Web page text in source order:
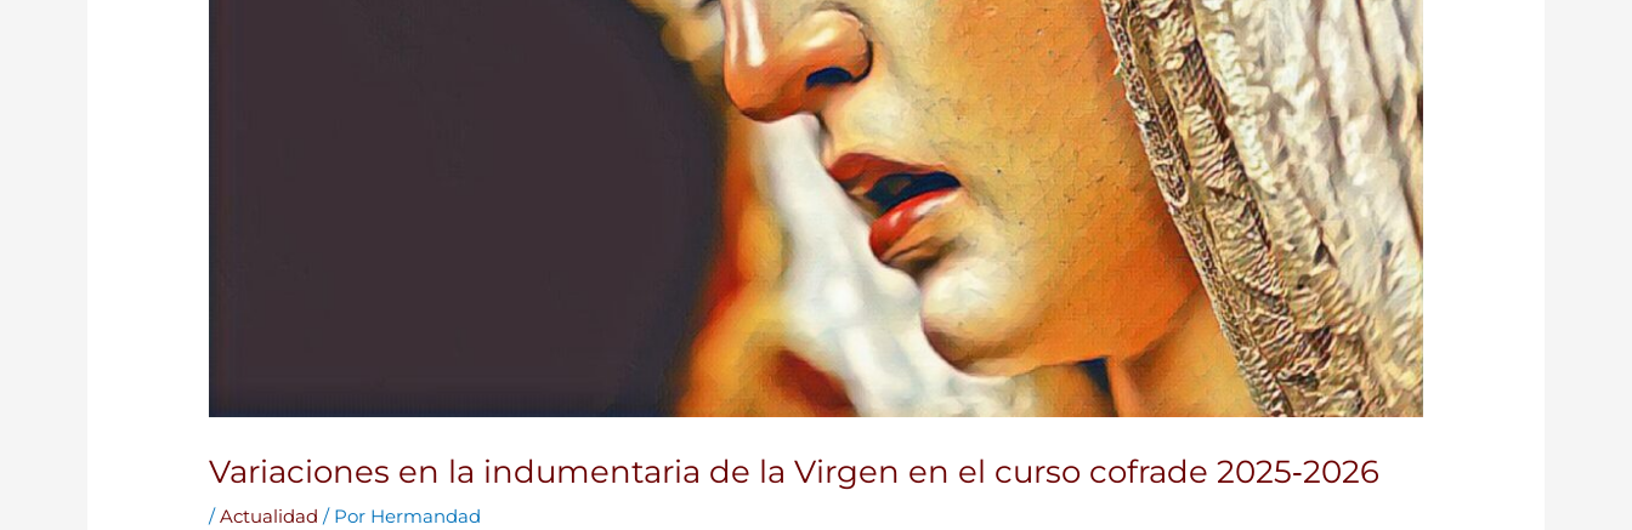
Variaciones en la indumentaria de la Virgen en el curso cofrade 2025‑2026
/Actualidad / Por Hermandad